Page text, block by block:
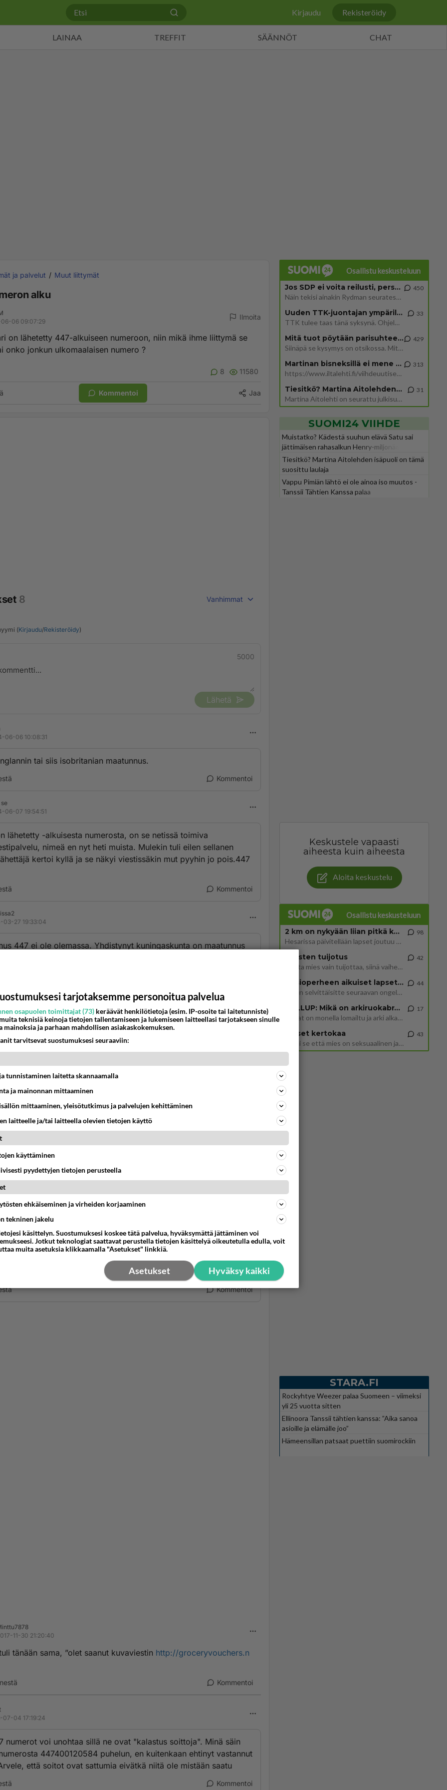
Kirjaudu Rekisteröidy
LAINAA TREFFIT SÄÄNNÖT CHAT
ja palvelut Muut liittymät
alku
06 09:07:29
Ilmoita
on lähetetty 447-alkuiseen numeroon, niin mikä ihme liittymä se
onko jonkun ulkomaalaisen numero ?
8 11580
Kommentoi Jaa
8 Vanhimmat
(Kirjaudu/Rekisteröidy)
5000
Lähetä
06-06 10:08:31
tai siis isobritanian maatunnus.
Kommentoi
se
06-07 19:54:51
lähetetty -alkuisesta numerosta, on se netissä toimiva
nimeä en nyt heti muista. Mulekin tuli eilen sellanen
kertoi kyllä ja se näkyi viestissäkin mut pyyhin jo pois.447
Kommentoi
03-27 19:33:04
447 ei ole olemassa. Yhdistynyt kuningaskunta on maatunnus
Yundum
alue Western Division
Gambia
220
Aikavyöhyke: Gambia
aika 17.20 to
ero UTC 00
447
-16,6728
was selected as a winner of €2, 000000.00. Email:
miten ne saa numeroni kun on
11-27 19:59:48
tuli 447 alkuisesta numerosta että hei Olet saanut (1) uuden
ja sit siin oli se linkki en viitti avata koka se o varmaa virus
Kommentoi
11-30 21:20:40
tänään sama, ”olet saanut kuvaviestin http://groceryvouchers.n
Kommentoi
07-04 17:19:24
numerot voi unohtaa sillä ne ovat "kalastus soittoja". Minä säin
447400120584 puhelun, en kuitenkaan ehtinyt vastannut
että soitot ovat sattumia eivätkä niitä ole mistään saatu
Kommentoi
Osallistu keskusteluun
Jos SDP ei voita reilusti, persut kumoavat demokratian Suomesta
Näin tekisi ainakin Rydman seuratessaan idolinsa Trumpin mallia https://www.is.fi/politiikka/art-2000012187244.html
450
Uuden TTK-juontajan ympärillä epätietoisuus sakenee - Nyt MTV hämmentää soppaa
TTK tulee taas tänä syksynä. Ohjelman uudet tähtioppilaat julkistetaan torstaina 6. elokuuta klo 14 alkavassa lehdistö
33
Mitä tuot pöytään parisuhteessa?
Siinäpä se kysymys on otsikossa. Mitäpä siis tuot/toisit pöytään parisuhteessa? Oletko mies vai nainen? Koetko sen mitä
429
Martinan bisneksillä ei mene hyvin
https://www.iltalehti.fi/viihdeuutiset/a/c46da6ab-340f-4790-aaa7-0865eed2336 Yrityksen konkurssihakemus on tullut kärä
313
Tiesitkö? Martina Aitolehden isäpuoli on tämä suosittu laulaja
Martina Aitolehti on seurattu julkisuuden henkilö. Lähipiiriin mahtuu muitakin tunnettuja henkilöitä. Tiesitkö, että Ma
31
SUOMI24 VIIHDE
Muistatko? Kädestä suuhun elävä Satu sai
jättimäisen rahasalkun Henry-miljonääriltä
Tiesitkö? Martina Aitolehden isäpuoli on tämä
suosittu laulaja
Vappu Pimiän lähtö ei ole ainoa iso muutos -
Tanssii Tähtien Kanssa palaa
Keskustele vapaasti
aiheesta kuin aiheesta
Aloita keskustelu
Osallistu keskusteluun
2 km on nykyään liian pitkä koulumatka
Hesarissa päivitellään lapset joutuu nyt kulkemaan 2 km kouluun jösses. Ruostefillarilla tuo matka menee vaikka miten äk
98
Miesten tuijotus
Mutta mies vain tuijottaa, siinä vaiheessa käännän itse pään pois. Mikä juttu? Yleensä jos joku tuijottaa tai katsoo, hä
42
Uusioperheen aikuiset lapset tyhjentää jääkaapin käydessään
Miten selvittäisitte seuraavan ongelman, meillä on uusioperhe, minulla teini-ikäiset lapset ja puolisolla aikuiset, jotk
44
GALLUP: Mikä on arkiruokabravuurisi?
Lomat on monella lomailtu ja arki alkaa. Se voi tarkoittaa myös sitä, että grillailut on grillattu ja palataan arjen ruo
17
Naiset kertokaa
Miksi se että mies on seksuaalinen ja haluaa seksiä ja te olette hänen mielestänne haluttava on vastenmielistä? Mikä sii
43
STARA.FI
Rockyhtye Weezer palaa Suomeen – viimeksi
yli 25 vuotta sitten
Ellinoora Tanssii tähtien kanssa: ”Aika sanoa
asioille ja elämälle joo”
Hämeensillan patsaat puettiin suomirockiin
tarjotaksemme personoitua palvelua
osapuolen toimittajat (73) keräävät henkilötietoja (esim. IP-osoite tai laitetunniste)
teknisiä keinoja tietojen tallentamiseen ja lukemiseen laitteellasi tarjotakseen sinulle
ja parhaan mahdollisen asiakaskokemuksen.
tarvitsevat suostumuksesi seuraaviin:
tunnistaminen laitetta skannaamalla
ja mainonnan mittaaminen
mittaaminen, yleisötutkimus ja palvelujen kehittäminen
laitteelle ja/tai laitteella olevien tietojen käyttö
käyttäminen
pyydettyjen tietojen perusteella
ehkäiseminen ja virheiden korjaaminen
tekninen jakelu
käsittelyn. Suostumuksesi koskee tätä palvelua, hyväksymättä jättäminen voi
Jotkut teknologiat saattavat perustella tietojen käsittelyä oikeutetulla edulla, voit
muita asetuksia klikkaamalla "Asetukset" linkkiä.
Hyväksy kaikki
Asetukset